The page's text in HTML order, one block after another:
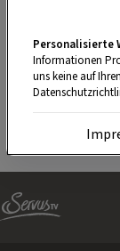
geliefert
Personalisierte
Informationen
uns keine auf